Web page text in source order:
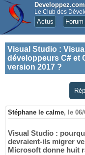
Developpez.com
Le Club des
Actus
Visual Studio :
développeurs C# et
version 2017 ?
Stéphane le calme, le
Visual Studio :
devraient-ils migrer
Microsoft donne huit